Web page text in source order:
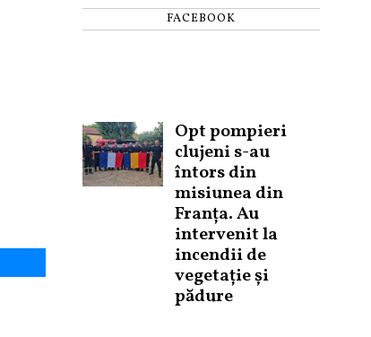
FACEBOOK
Opt pompieri
clujeni s-au
întors din
misiunea din
Franța. Au
intervenit la
incendii de
vegetație și
pădure